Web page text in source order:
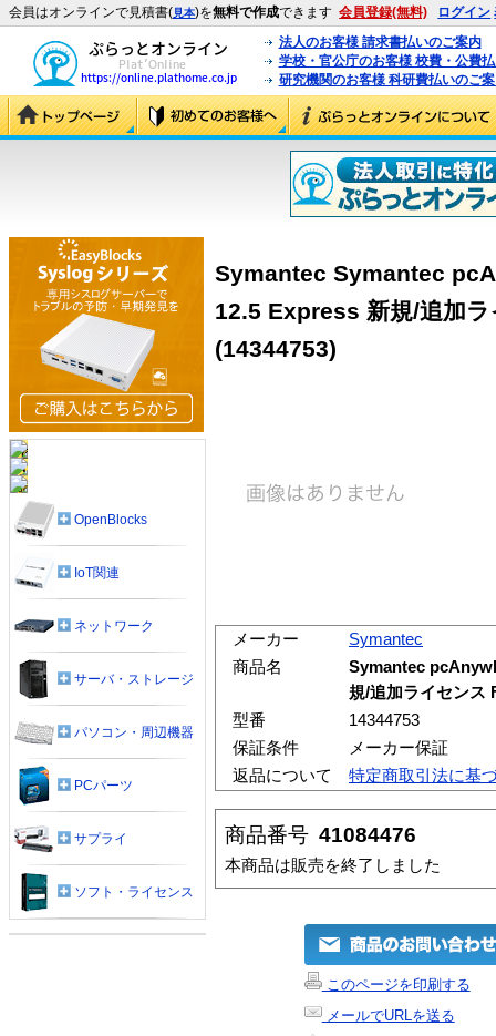
会員はオンラインで見積書(見本)を無料で作成できます 会員登録(無料) ログイン
法人のお客様 請求書払いのご案内
学校・官公庁のお客様 校費・公費
研究機関のお客様 科研費払いのご
Symantec Symantec
12.5 Express 新規/追加
(14344753)
メーカー
Symantec
商品名
Symantec
規/追加ライセンス
型番
14344753
保証条件
メーカー保証
返品について
特定商取引法に基
商品番号 41084476
本商品は販売を終了しました
このページを印刷する
メールでURLを送る
OpenBlocks
IoT関連
ネットワーク
サーバ・ストレージ
パソコン・周辺機器
PCパーツ
サプライ
ソフト・ライセンス